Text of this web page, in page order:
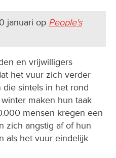
januari op People's
en vrijwilligers
het vuur zich verder
sintels in het rond
maken hun taak
mensen kregen een
zich angstig af of hun
als het vuur eindelijk